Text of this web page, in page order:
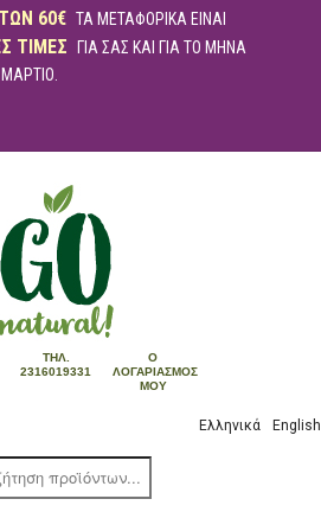
60€ ΤΑ ΜΕΤΑΦΟΡΙΚΑ ΕΙΝΑΙ
ΤΙΜΕΣ
ΓΙΑ ΣΑΣ ΚΑΙ ΓΙΑ ΤΟ ΜΗΝΑ
ΜΑΡΤΙΟ.
ΤΗΛ.
2316019331
Ο
ΛΟΓΑΡΙΑΣΜΌΣ
ΜΟΥ
Ελληνικά English